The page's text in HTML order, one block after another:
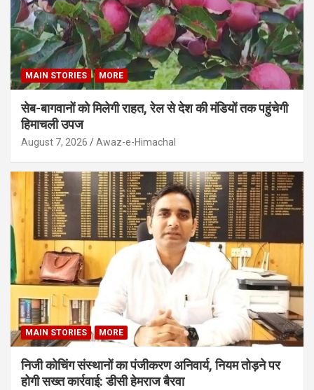
MAIN STORIES MORE
सेब-बागवानों को मिलेगी राहत, रेल से देश की मंडियों तक पहुंचेगी
हिमाचली उपज
August 7, 2026 Awaz-e-Himachal
MAIN STORIES MORE
निजी कोचिंग संस्थानों का पंजीकरण अनिवार्य, नियम तोड़ने पर
होगी सख्त कार्रवाई: डीसी हेमराज बैरवा